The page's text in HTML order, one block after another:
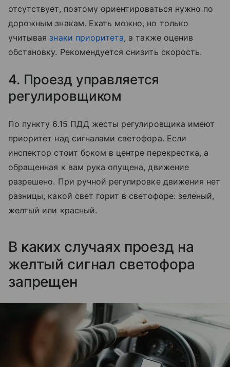
отсутствует, поэтому ориентироваться нужно по
дорожным знакам. Ехать можно, но только
учитывая знаки приоритета, а также оценив
обстановку. Рекомендуется снизить скорость.
4. Проезд управляется
регулировщиком
По пункту 6.15 ПДД жесты регулировщика имеют
приоритет над сигналами светофора. Если
инспектор стоит боком в центре перекрестка, а
обращенная к вам рука опущена, движение
разрешено. При ручной регулировке движения нет
разницы, какой свет горит в светофоре: зеленый,
желтый или красный.
В каких случаях проезд на
желтый сигнал светофора
запрещен